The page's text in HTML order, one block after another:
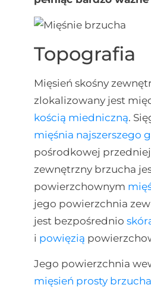
Topografia
Mięsień skośny
zlokalizowany jest
kością miedniczną.
mięśnia najszerszego
pośrodkowej
zewnętrzny brzucha
powierzchownym
jego powierzchnia
jest bezpośrednio
i powięzią
Jego powierzchnia
mięsień prosty brzucha